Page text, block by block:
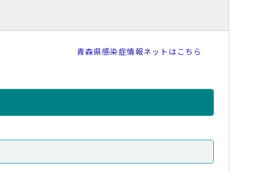
青森県感染症情報ネットはこちら